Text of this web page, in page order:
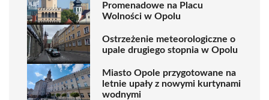
Promenadowe na Placu
Wolności w Opolu
Ostrzeżenie meteorologiczne o
upale drugiego stopnia w Opolu
Miasto Opole przygotowane na
letnie upały z nowymi kurtynami
wodnymi